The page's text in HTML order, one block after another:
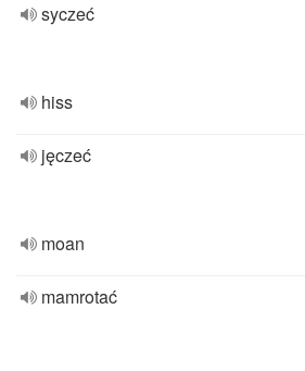
syczeć
hiss
jęczeć
moan
mamrotać